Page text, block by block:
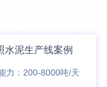
水泥生产线案例
力：200-8000吨/天